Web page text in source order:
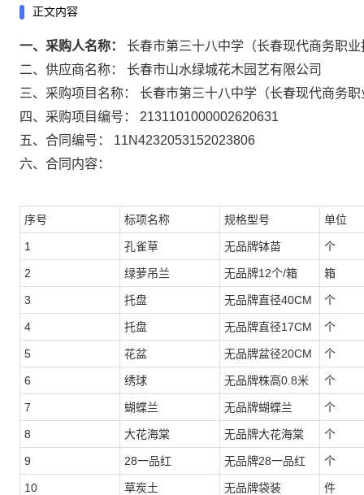
正文内容
一、采购人名称：
长春市第三十八中学（长春现代商务职
二、供应商名称：
长春市山水绿城花木园艺有限公司
三、采购项目名称：
长春市第三十八中学（长春现代商务
四、采购项目编号：
2131101000002620631
五、合同编号：
11N4232053152023806
六、合同内容：
序号 标项名称 规格型号 单位
1 孔雀草 无品牌钵苗 个
2 绿萝吊兰 无品牌12个/箱 箱
3 托盘 无品牌直径40CM 个
4 托盘 无品牌直径17CM 个
5 花盆 无品牌盆径20CM 个
6 绣球 无品牌株高0.8米 个
7 蝴蝶兰 无品牌蝴蝶兰 个
8 大花海棠 无品牌大花海棠 个
9 28一品红 无品牌28一品红 个
10 草炭土 无品牌袋装 件